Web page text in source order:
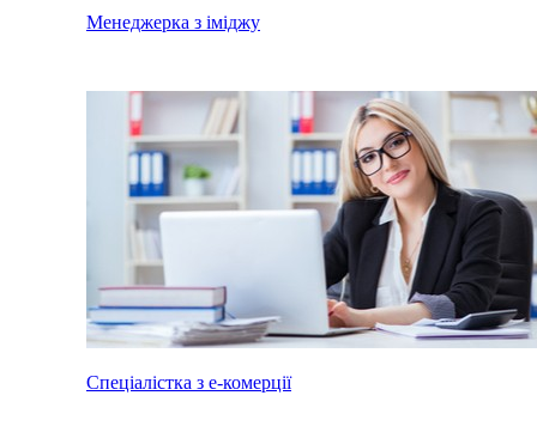
Менеджерка з іміджу
Спеціалістка з е-комерції